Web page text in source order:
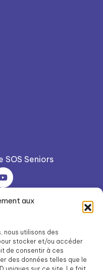
aux
nous utilisons des
stocker et/ou accéder
de consentir à ces
des données telles que le
SOS Seniors
du Groupe SOS